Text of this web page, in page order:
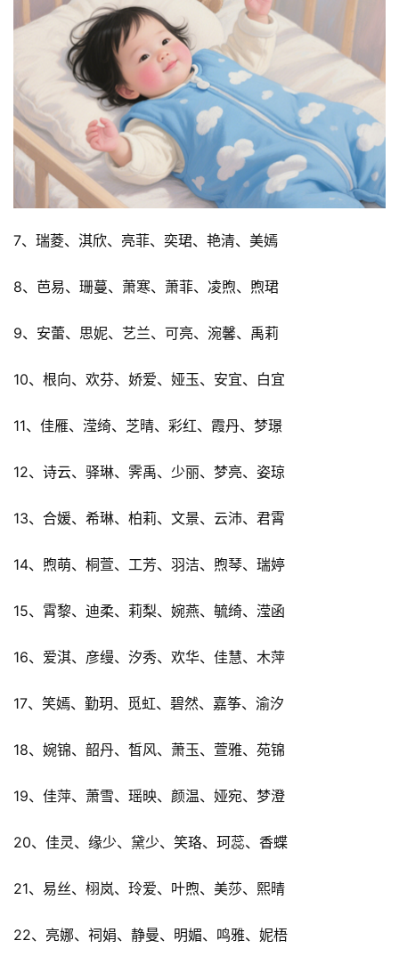
7、瑞菱、淇欣、亮菲、奕珺、艳清、美嫣
8、芭易、珊蔓、萧寒、萧菲、凌煦、煦珺
9、安蕾、思妮、艺兰、可亮、涴馨、禹莉
10、根向、欢芬、娇爱、娅玉、安宜、白宜
11、佳雁、滢绮、芝晴、彩红、霞丹、梦璟
12、诗云、驿琳、霁禹、少丽、梦亮、姿琼
13、合媛、希琳、柏莉、文景、云沛、君霄
14、煦萌、桐萱、工芳、羽洁、煦琴、瑞婷
15、霄黎、迪柔、莉梨、婉燕、毓绮、滢函
16、爱淇、彦缦、汐秀、欢华、佳慧、木萍
17、笑嫣、勤玥、觅虹、碧然、嘉筝、渝汐
18、婉锦、韶丹、皙风、萧玉、萱雅、苑锦
19、佳萍、萧雪、瑶映、颜温、娅宛、梦澄
20、佳灵、缘少、黛少、笑珞、珂蕊、香蝶
21、易丝、栩岚、玲爱、叶煦、美莎、熙晴
22、亮娜、祠娟、静曼、明媚、鸣雅、妮梧